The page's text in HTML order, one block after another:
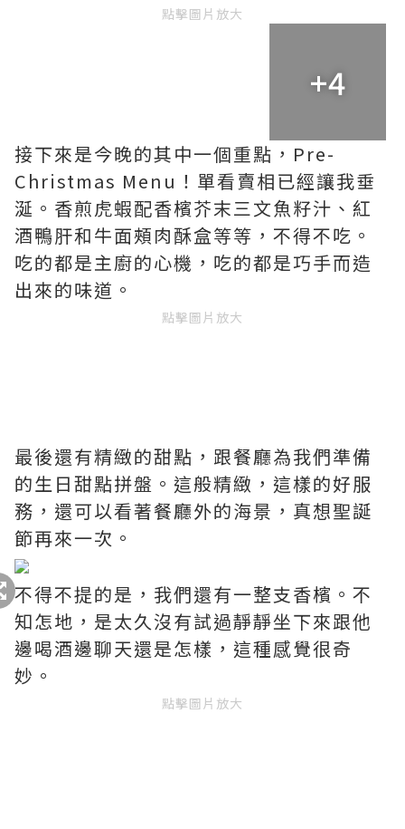
點擊圖片放大
+4
接下來是今晚的其中一個重點，Pre-
Christmas Menu！單看賣相已經讓我垂
涎。香煎虎蝦配香檳芥末三文魚籽汁、紅
酒鴨肝和牛面頰肉酥盒等等，不得不吃。
吃的都是主廚的心機，吃的都是巧手而造
出來的味道。
點擊圖片放大
最後還有精緻的甜點，跟餐廳為我們準備
的生日甜點拼盤。這般精緻，這樣的好服
務，還可以看著餐廳外的海景，真想聖誕
節再來一次。
不得不提的是，我們還有一整支香檳。不
知怎地，是太久沒有試過靜靜坐下來跟他
邊喝酒邊聊天還是怎樣，這種感覺很奇
妙。
點擊圖片放大